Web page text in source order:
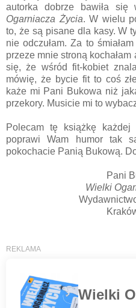
autorka dobrze bawiła
Ogarniacza Życia. W wielu
to, że są pisane dla kasy. W
nie odczułam. Za to
przeze mnie stroną
się, że wśród fit-kobiet
mówię, że bycie fit to coś
każe mi Pani Bukowa niż
przekory. Musicie mi to
Polecam tę książkę
poprawi Wam humor tak
pokochacie Panią Bukową.
Pani
Wielki